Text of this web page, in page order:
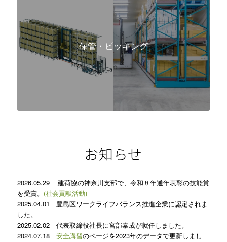
保管・ピッキング
お知らせ
2026.05.29 建荷協の神奈川支部で、令和８年通年表彰の技能賞
を受賞。 (社会貢献活動)
2025.04.01 豊島区ワークライフバランス推進企業に認定されま
した。
2025.02.02 代表取締役社長に宮部泰成が就任しました。
2024.07.18 安全講習のページを2023年のデータで更新しまし